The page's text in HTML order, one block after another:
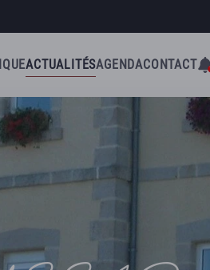
ACTUALITÉSAGENDACONTACT